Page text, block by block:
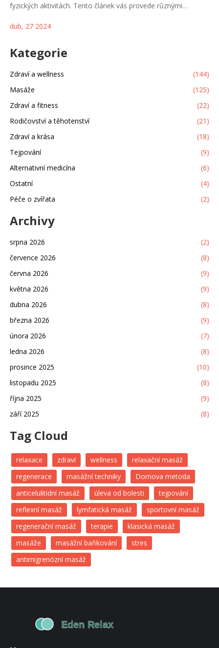
fyzických aktivitách. Tento článek vás provede různými
předejít potenciálním chybám při aplikaci tejpů. Tejpování
pro ty, kteří se teprve chtějí aktivitě věnovat.
dub, 27 2024
Kategorie
Zdraví a wellness
(144)
Masáže
(125)
Zdraví a fitness
(22)
Rodičovství a těhotenství
(21)
Zdraví a krása
(18)
Tejpování
(9)
Alternativní medicína
(6)
Ostatní
(4)
Péče o zvířata
(2)
Archivy
srpna 2026
(2)
července 2026
(8)
června 2026
(9)
května 2026
(9)
dubna 2026
(8)
března 2026
(9)
února 2026
(7)
ledna 2026
(8)
prosince 2025
(10)
listopadu 2025
(8)
října 2025
(9)
září 2025
(8)
Tag Cloud
relaxace zdraví wellness
relaxační masáž
regenerace
masážní techniky
Dornova metoda
anticelulitidní masáž
úleva od bolesti
tejpování
reflexní masáž
lymfatická masáž
sportovní masáž
regenerační masáž
terapie
klasická masáž
masáže
masážní baňkování
stres
antimigrenózní masáž